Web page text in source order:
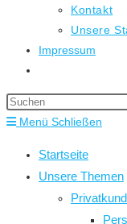
Kontakt
Unsere
Impressum
umschalten
Menü Schließen
Startseite
Unsere Themen